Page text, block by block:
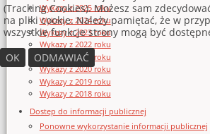
Wykazy z 2025 roku
Wykazy z 2024 roku
Wykazy z 2023 roku
Wykazy z 2022 roku
Wykazy z 2021 roku
Wykazy z 2020 roku
Wykazy z 2019 roku
Wykazy z 2018 roku
Dostęp do informacji publicznej
Ponowne wykorzystanie informacji publicznej
(Tracking Cookies). Możesz sam
na pliki cookie. Należy pamiętać, że w
wszystkie funkcje strony mogą być
OK
ODMAWIAĆ